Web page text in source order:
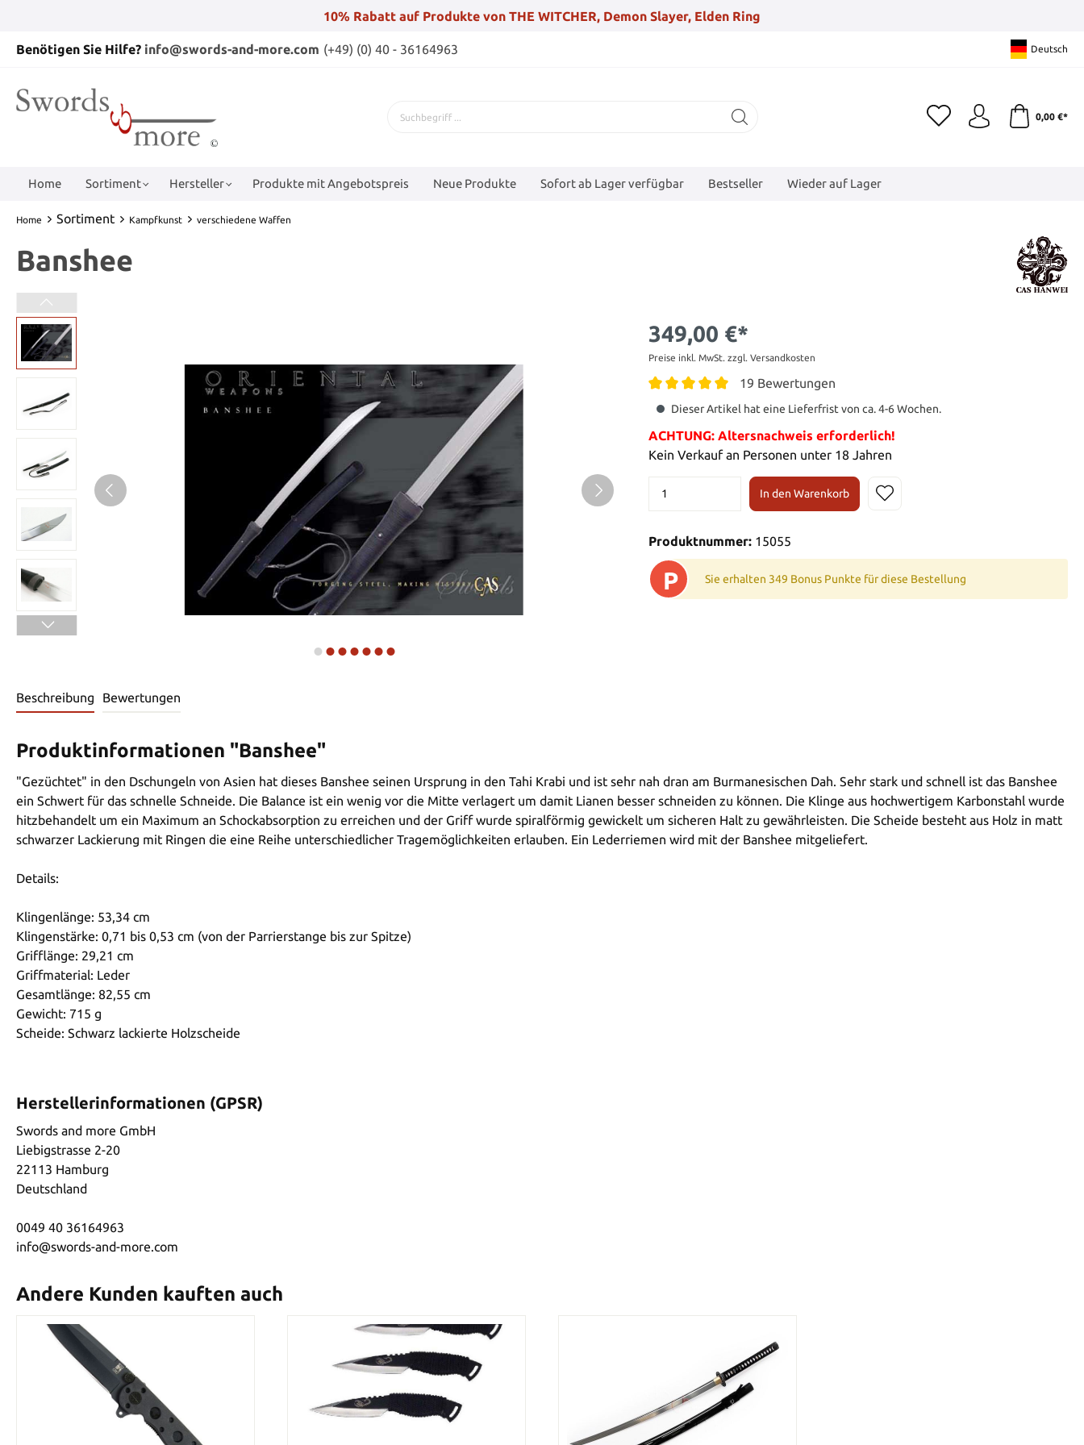
10% Rabatt auf Produkte von THE WITCHER, Demon Slayer, Elden Ring
Benötigen Sie Hilfe? info@swords-and-more.com (+49) (0) 40 - 36164963 Deutsch
0,00 €*
Home Sortiment Hersteller Produkte mit Angebotspreis Neue Produkte Sofort ab Lager verfügbar Bestseller Wieder auf Lager
Home Sortiment Kampfkunst verschiedene Waffen
Banshee
349,00 €*
Preise inkl. MwSt. zzgl. Versandkosten
19 Bewertungen
Dieser Artikel hat eine Lieferfrist von ca. 4-6 Wochen.
ACHTUNG: Altersnachweis erforderlich!
Kein Verkauf an Personen unter 18 Jahren
In den Warenkorb
Produktnummer: 15055
P Sie erhalten 349 Bonus Punkte für diese Bestellung
Beschreibung Bewertungen
Produktinformationen "Banshee"
"Gezüchtet" in den Dschungeln von Asien hat dieses Banshee seinen Ursprung in den Tahi Krabi und ist sehr nah dran am Burmanesischen Dah. Sehr stark und schnell ist das Banshee
ein Schwert für das schnelle Schneide. Die Balance ist ein wenig vor die Mitte verlagert um damit Lianen besser schneiden zu können. Die Klinge aus hochwertigem Karbonstahl wurde
hitzbehandelt um ein Maximum an Schockabsorption zu erreichen und der Griff wurde spiralförmig gewickelt um sicheren Halt zu gewährleisten. Die Scheide besteht aus Holz in matt
schwarzer Lackierung mit Ringen die eine Reihe unterschiedlicher Tragemöglichkeiten erlauben. Ein Lederriemen wird mit der Banshee mitgeliefert.
Details:
Klingenlänge: 53,34 cm
Klingenstärke: 0,71 bis 0,53 cm (von der Parrierstange bis zur Spitze)
Grifflänge: 29,21 cm
Griffmaterial: Leder
Gesamtlänge: 82,55 cm
Gewicht: 715 g
Scheide: Schwarz lackierte Holzscheide
Herstellerinformationen (GPSR)
Swords and more GmbH
Liebigstrasse 2-20
22113 Hamburg
Deutschland
0049 40 36164963
info@swords-and-more.com
Andere Kunden kauften auch